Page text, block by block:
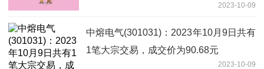
2023-10-09
中熔电气(301031)：2023年10月9日共有
1笔大宗交易，成交价为90.68元
2023-10-09